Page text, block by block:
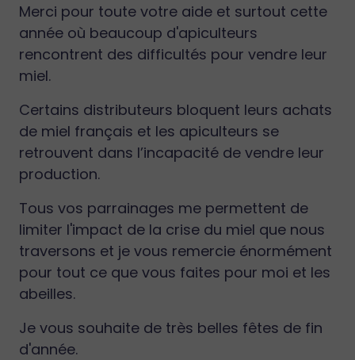
Merci pour toute votre aide et surtout cette
année où beaucoup d'apiculteurs
rencontrent des difficultés pour vendre leur
miel.
Certains distributeurs bloquent leurs achats
de miel français et les apiculteurs se
retrouvent dans l’incapacité de vendre leur
production.
Tous vos parrainages me permettent de
limiter l'impact de la crise du miel que nous
traversons et je vous remercie énormément
pour tout ce que vous faites pour moi et les
abeilles.
Je vous souhaite de très belles fêtes de fin
d'année.